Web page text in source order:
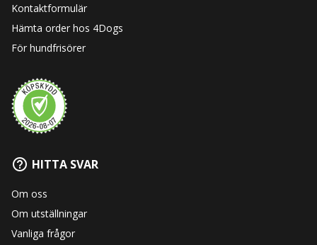
Kontaktformulär
Hämta order hos 4Dogs
För hundfrisörer
HITTA SVAR
Om oss
Om utställningar
Vanliga frågor